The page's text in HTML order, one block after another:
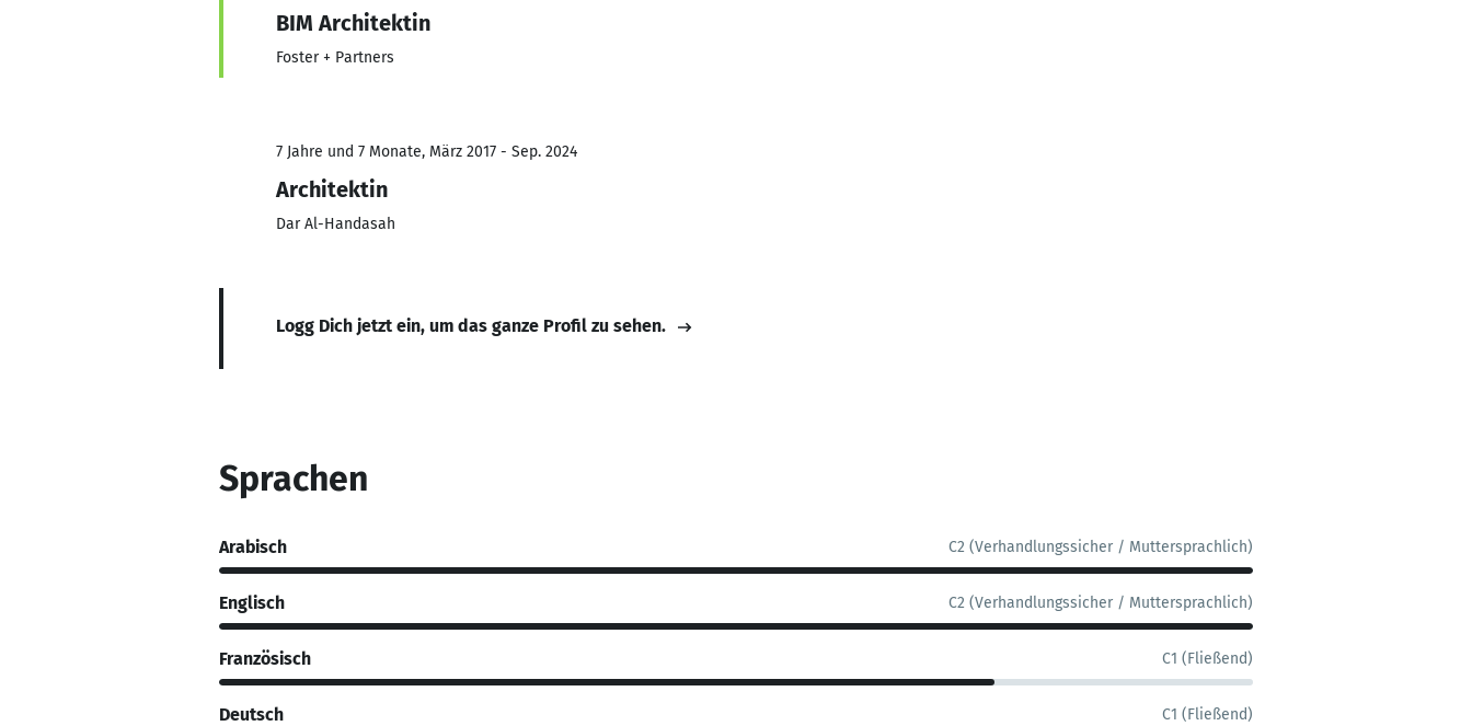
BIM Architektin
Foster + Partners
7 Jahre und 7 Monate, März 2017 - Sep. 2024
Architektin
Dar Al-Handasah
Logg Dich jetzt ein, um das ganze Profil zu sehen.
Sprachen
Arabisch C2 (Verhandlungssicher / Muttersprachlich)
Englisch C2 (Verhandlungssicher / Muttersprachlich)
Französisch C1 (Fließend)
Deutsch C1 (Fließend)